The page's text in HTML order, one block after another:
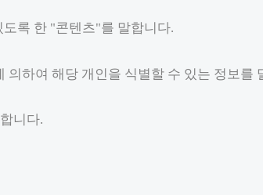
록 한 "콘텐츠"를 말합니다.
하여 해당 개인을 식별할 수 있는 정보를
니다.